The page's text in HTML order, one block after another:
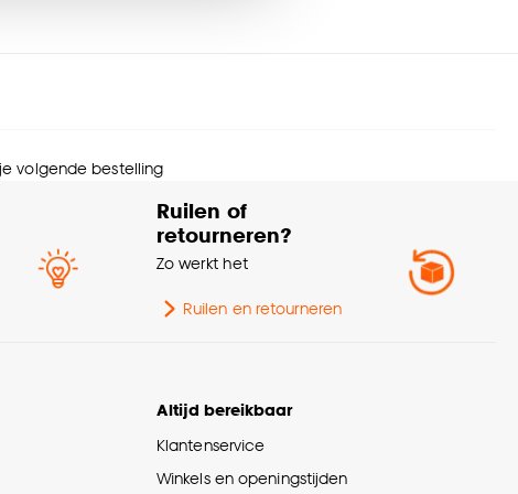
Breedte 43 CM
Zwart
volgende bestelling
Ruilen of
retourneren?
Zo werkt het
Ruilen en retourneren
Altijd bereikbaar
Klantenservice
Winkels en openingstijden